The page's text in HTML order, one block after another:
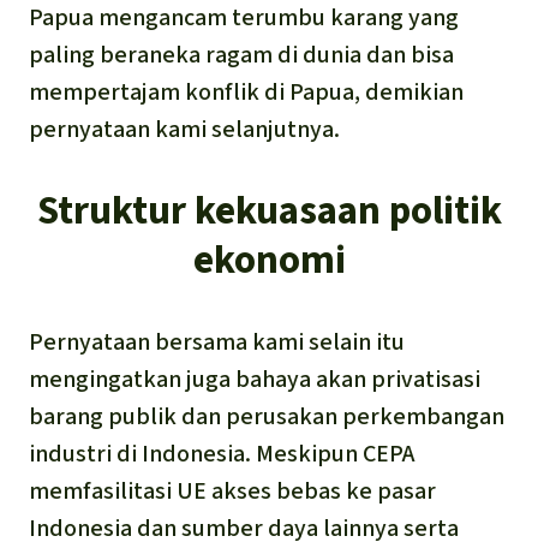
Papua mengancam terumbu karang yang
paling beraneka ragam di dunia dan bisa
mempertajam konflik di Papua, demikian
pernyataan kami selanjutnya.
Struktur kekuasaan politik
ekonomi
Pernyataan bersama kami selain itu
mengingatkan juga bahaya akan privatisasi
barang publik dan perusakan perkembangan
industri di Indonesia. Meskipun CEPA
memfasilitasi UE akses bebas ke pasar
Indonesia dan sumber daya lainnya serta